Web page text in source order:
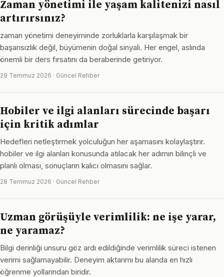
Zaman yönetimi ile yaşam kalitenizi nasıl
artırırsınız?
zaman yönetimi deneyiminde zorluklarla karşılaşmak bir
başarısızlık değil, büyümenin doğal sinyali. Her engel, aslında
önemli bir ders fırsatını da beraberinde getiriyor.
29 Temmuz 2026 · Güncel Rehber
Hobiler ve ilgi alanları sürecinde başarı
için kritik adımlar
Hedefleri netleştirmek yolculuğun her aşamasını kolaylaştırır.
hobiler ve ilgi alanları konusunda atılacak her adımın bilinçli ve
planlı olması, sonuçların kalıcı olmasını sağlar.
28 Temmuz 2026 · Güncel Rehber
Uzman görüşüyle verimlilik: ne işe yarar,
ne yaramaz?
Bilgi derinliği unsuru göz ardı edildiğinde verimlilik süreci istenen
verimi sağlamayabilir. Deneyim aktarımı bu alanda en hızlı
öğrenme yollarından biridir.